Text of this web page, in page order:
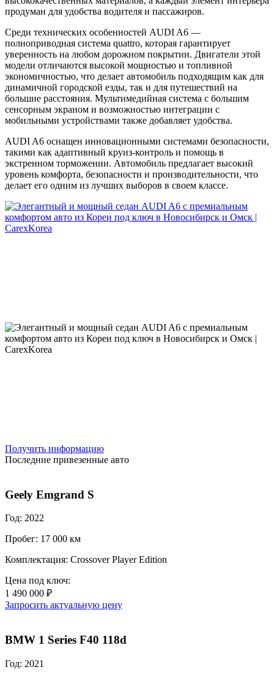
продуман для удобства водителя и пассажиров.
Среди технических особенностей AUDI A6 —
полноприводная система quattro, которая гарантирует
уверенность на любом дорожном покрытии. Двигатели этой
модели отличаются высокой мощностью и топливной
экономичностью, что делает автомобиль подходящим как для
динамичной городской езды, так и для путешествий на
большие расстояния. Мультимедийная система с большим
сенсорным экраном и возможностью интеграции с
мобильными устройствами также добавляет удобства.
AUDI A6 оснащен инновационными системами безопасности,
такими как адаптивный круиз-контроль и помощь в
экстренном торможении. Автомобиль предлагает высокий
уровень комфорта, безопасности и производительности, что
делает его одним из лучших выборов в своем классе.
Получить информацию
Последние привезенные авто
Geely Emgrand S
Год: 2022
Пробег: 17 000 км
Комплектация: Crossover Player Edition
Цена под ключ:
1 490 000 ₽
Запросить актуальную цену
BMW 1 Series F40 118d
Год: 2021